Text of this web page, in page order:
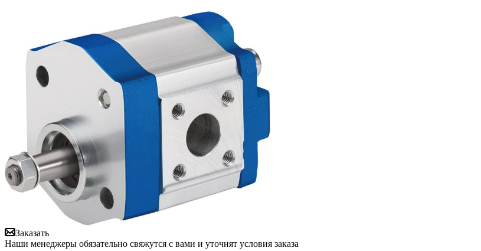
Заказать
Наши менеджеры обязательно свяжутся с вами и уточнят условия заказа